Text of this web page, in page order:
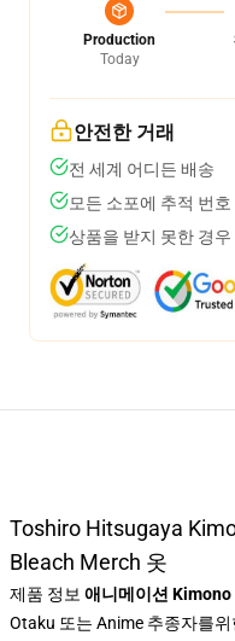
Production
Today
안전한 거래
전 세계 어디든 배송
모든 소포에 추적 번호
상품을 받지 못한 경
Toshiro Hitsugaya
Bleach Merch 옷
제품 정보 애니메이션 Kimono
Otaku 또는 Anime 추종자를